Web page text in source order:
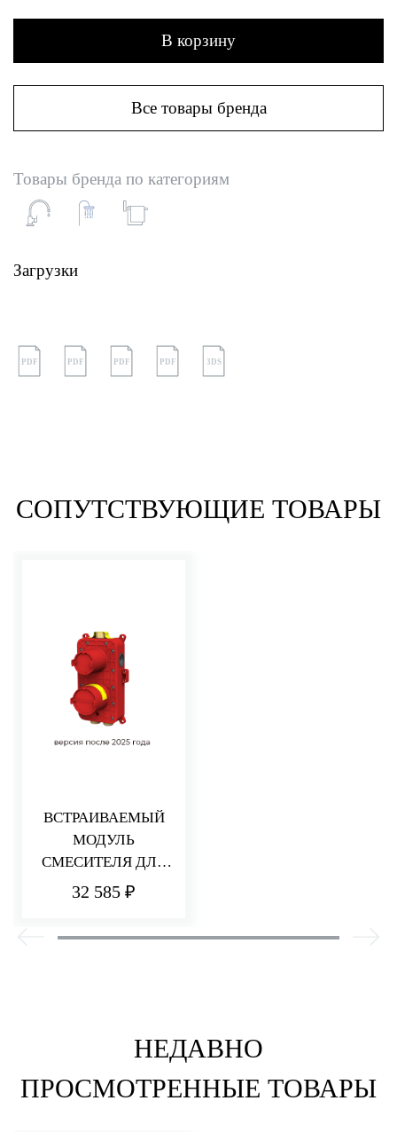
В корзину
Все товары бренда
Товары бренда по категориям
Загрузки
PDF PDF PDF PDF 3DS
СОПУТСТВУЮЩИЕ ТОВАРЫ
ВСТРАИВАЕМЫЙ
МОДУЛЬ
СМЕСИТЕЛЯ ДЛЯ
ДУША НА 2/3
32 585 ₽
НЕДАВНО
ПРОСМОТРЕННЫЕ ТОВАРЫ